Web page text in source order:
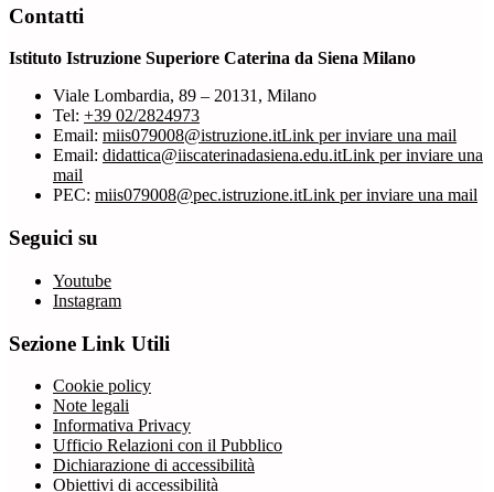
Contatti
Istituto Istruzione Superiore Caterina da Siena Milano
Viale Lombardia, 89 – 20131, Milano
Tel: +39 02/2824973
Email: miis079008@istruzione.itLink per inviare una mail
Email: didattica@iiscaterinadasiena.edu.itLink per inviare una
mail
PEC: miis079008@pec.istruzione.itLink per inviare una mail
Seguici su
Youtube
Instagram
Sezione Link Utili
Cookie policy
Note legali
Informativa Privacy
Ufficio Relazioni con il Pubblico
Dichiarazione di accessibilità
Obiettivi di accessibilità